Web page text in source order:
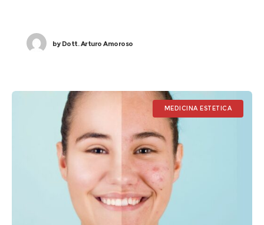
byDott. Arturo Amoroso
MEDICINA ESTETICA